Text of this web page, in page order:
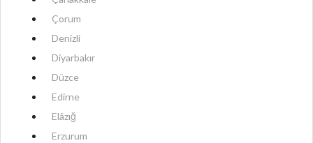
Çorum
Denizli
Diyarbakır
Düzce
Edirne
Elâzığ
Erzurum